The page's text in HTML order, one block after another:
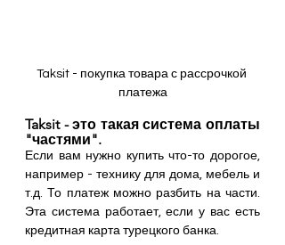
Taksit - покупка товара с рассрочкой
платежа
Taksit - это такая система оплаты
"частями".
Если вам нужно купить что-то дорогое,
например - технику для дома, мебель и
т.д. То платеж можно разбить на части.
Эта система работает, если у вас есть
кредитная карта турецкого банка.